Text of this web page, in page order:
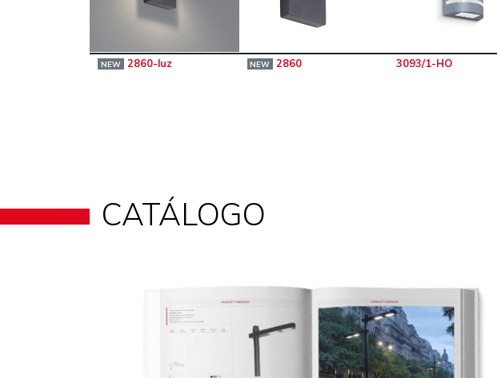
NEW 2860-luz NEW 2860 3093/1-HO
CATÁLOGO